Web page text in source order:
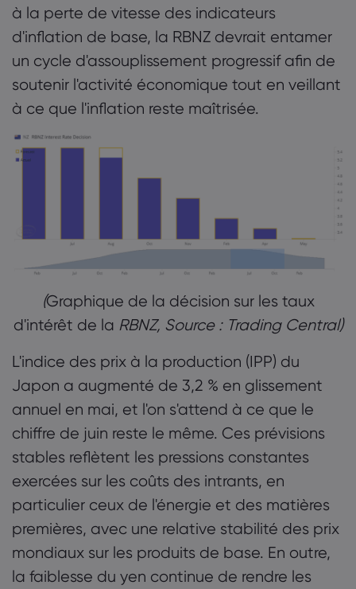
à la perte de vitesse des indicateurs
d'inflation de base, la RBNZ devrait entamer
un cycle d'assouplissement progressif afin de
soutenir l'activité économique tout en veillant
à ce que l'inflation reste maîtrisée.
(Graphique de la décision sur les taux
d'intérêt de la RBNZ, Source : Trading Central)
L'indice des prix à la production (IPP) du
Japon a augmenté de 3,2 % en glissement
annuel en mai, et l'on s'attend à ce que le
chiffre de juin reste le même. Ces prévisions
stables reflètent les pressions constantes
exercées sur les coûts des intrants, en
particulier ceux de l'énergie et des matières
premières, avec une relative stabilité des prix
mondiaux sur les produits de base. En outre,
la faiblesse du yen continue de rendre les